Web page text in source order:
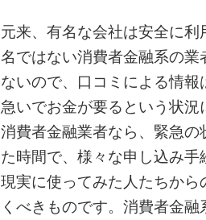
元来、有名な会社は安全に
名ではない消費者金融系の
ないので、口コミによる情報
急いでお金が要るという状
消費者金融業者なら、緊急
た時間で、様々な申し込み手
現実に使ってみた人たちか
くべきものです。消費者金